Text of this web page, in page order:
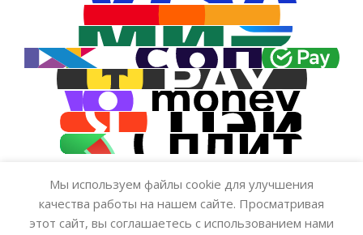
ЗаказМеню
Мы используем файлы cookie для улучшения
качества работы на нашем сайте. Просматривая
этот сайт, вы соглашаетесь с использованием нами
Стикер — MineShield 4
Лого
129.00₽
Нет в
наличии